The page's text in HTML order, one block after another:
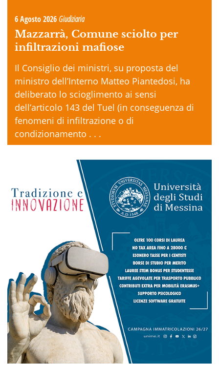
6 Agosto 2026 Giudiziaria
Mazzarrà, Comune sciolto per
infiltrazioni mafiose
Il Consiglio dei ministri, su proposta del
ministro dell’Interno Matteo Piantedosi, ha
deliberato lo scioglimento ai sensi
dell’articolo 143 del Tuel (in conseguenza di
fenomeni di infiltrazione o di
condizionamento . . .